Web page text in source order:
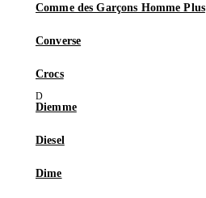
Comme des Garçons Homme Plus
Converse
Crocs
Diemme
Diesel
Dime